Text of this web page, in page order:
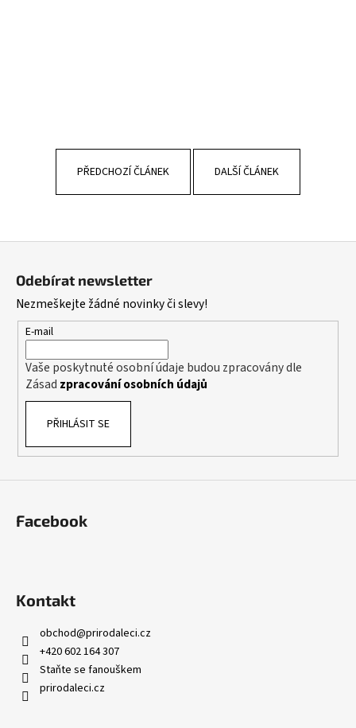
PŘEDCHOZÍ ČLÁNEK DALŠÍ ČLÁNEK
Odebírat newsletter
Nezmeškejte žádné novinky či slevy!
E-mail
Vaše poskytnuté osobní údaje budou zpracovány dle
Zásad zpracování osobních údajů
PŘIHLÁSIT SE
Facebook
Kontakt
obchod@prirodaleci.cz
+420 602 164 307
Staňte se fanouškem
prirodaleci.cz